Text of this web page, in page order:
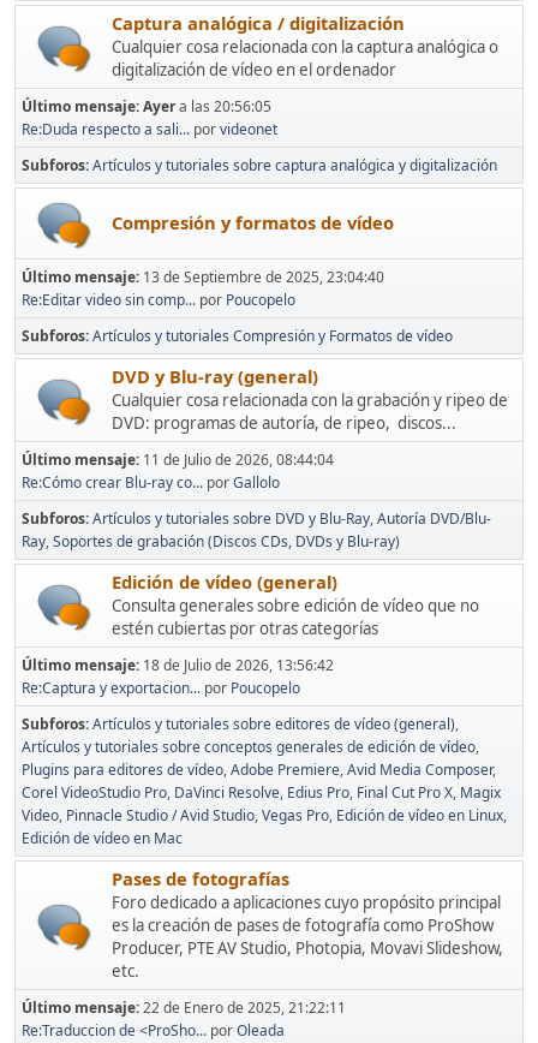
Captura analógica / digitalización
Cualquier cosa relacionada con la captura analógica o
digitalización de vídeo en el ordenador
Último mensaje:Ayera las 20:56:05
Re:Duda respecto a sali... porvideonet
Subforos Artículos y tutoriales sobre captura analógica y digitalización
Compresión y formatos de vídeo
Último mensaje: 13 de Septiembre de 2025, 23:04:40
Re:Editar video sin comp... por Poucopelo
Subforos Artículos y tutoriales Compresión y Formatos de vídeo
DVD y Blu-ray (general)
Cualquier cosa relacionada con la grabación y ripeo de
DVD: programas de autoría, de ripeo, discos...
Último mensaje: 11 de Julio de 2026, 08:44:04
Re:Cómo crear Blu-ray co... porGallolo
Subforos Artículos y tutoriales sobre DVD y Blu-Ray Autoría DVD/Blu-
Ray Soportes de grabación (Discos CDs, DVDs y Blu-ray)
Edición de vídeo (general)
Consulta generales sobre edición de vídeo que no
estén cubiertas por otras categorías
Último mensaje: 18 de Julio de 2026, 13:56:42
Re:Captura y exportacion... por Poucopelo
Subforos Artículos y tutoriales sobre editores de vídeo (general)
Artículos y tutoriales sobre conceptos generales de edición de vídeo
Plugins para editores de vídeo Adobe Premiere Avid Media Composer
Corel VideoStudio Pro DaVinci Resolve Edius Pro Final Cut Pro X Magix
Video Pinnacle Studio / Avid Studio Vegas Pro Edición de vídeo en Linux
Edición de vídeo en Mac
Pases de fotografías
Foro dedicado a aplicaciones cuyo propósito principal
es la creación de pases de fotografía como ProShow
Producer, PTE AV Studio, Photopia, Movavi Slideshow,
etc.
Último mensaje:22 de Enero de 2025, 21:22:11
Re:Traduccion de <ProSho... porOleada